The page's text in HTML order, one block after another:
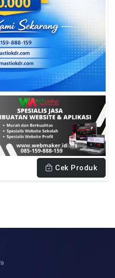
Cek Produk